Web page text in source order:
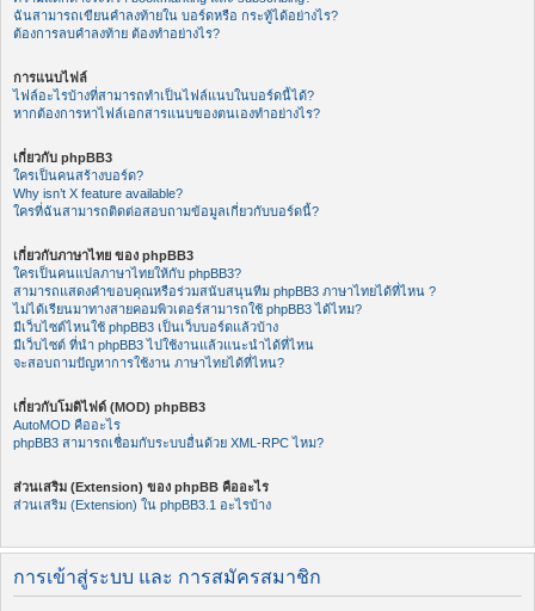
ฉันสามารถเขียนคำลงท้ายใน บอร์ดหรือ กระทู้ได้อย่างไร?
ต้องการลบคำลงท้าย ต้องทำอย่างไร?
การแนบไฟล์
ไฟล์อะไรบ้างที่สามารถทำเป็นไฟล์แนบในบอร์ดนี้ได้?
หากต้องการหาไฟล์เอกสารแนบของตนเองทำอย่างไร?
เกี่ยวกับ phpBB3
ใครเป็นคนสร้างบอร์ด?
Why isn’t X feature available?
ใครที่ฉันสามารถติดต่อสอบถามข้อมูลเกี่ยวกับบอร์ดนี้?
เกี่ยวกับภาษาไทย ของ phpBB3
ใครเป็นคนแปลภาษาไทยให้กับ phpBB3?
สามารถแสดงคำขอบคุณหรือร่วมสนับสนุนทีม phpBB3 ภาษาไทยได้ที่ไหน ?
ไม่ได้เรียนมาทางสายคอมพิวเตอร์สามารถใช้ phpBB3 ได้ไหม?
มีเว็บไซต์ไหนใช้ phpBB3 เป็นเว็บบอร์ดแล้วบ้าง
มีเว็บไซต์ ที่นำ phpBB3 ไปใช้งานแล้วแนะนำได้ที่ไหน
จะสอบถามปัญหาการใช้งาน ภาษาไทยได้ที่ไหน?
เกี่ยวกับโมดิไฟด์ (MOD) phpBB3
AutoMOD คืออะไร
phpBB3 สามารถเชื่อมกับระบบอื่นด้วย XML-RPC ไหม?
ส่วนเสริม (Extension) ของ phpBB คืออะไร
ส่วนเสริม (Extension) ใน phpBB3.1 อะไรบ้าง
การเข้าสู่ระบบ และ การสมัครสมาชิก